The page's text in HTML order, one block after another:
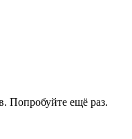
Попробуйте ещё раз.